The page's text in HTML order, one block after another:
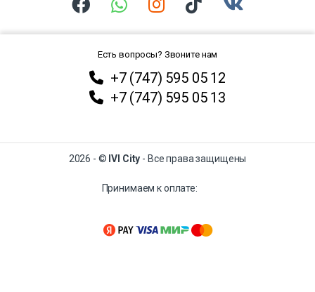
Есть вопросы? Звоните нам
+7 (747) 595 05 12
+7 (747) 595 05 13
2026 - © IVI City - Все права защищены
Принимаем к оплате: